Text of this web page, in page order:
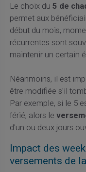
Le choix du 5 de
permet aux
début du mois,
récurrentes sont
maintenir un certain
Néanmoins, il est
être modifiée s'il
Par exemple, si le 5
férié, alors le
d'un ou deux jours
Impact des
versements de